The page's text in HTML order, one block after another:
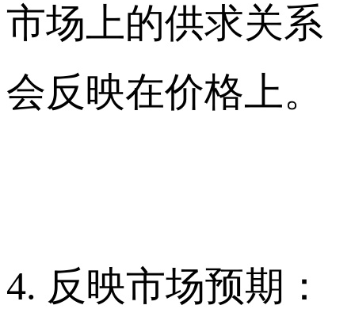
市场上的供求关系
会反映在价格上。
4. 反映市场预期：